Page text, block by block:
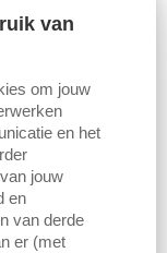
zouden
kan dit
van
om jouw
en het
jouw
en
van derde
er (met